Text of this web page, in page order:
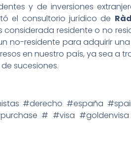
y de inversiones
el consultorio jurídico de
residente o no
no-residente para adquirir
en nuestro país, ya sea a
sucesiones.
#derecho #españa
# #visa